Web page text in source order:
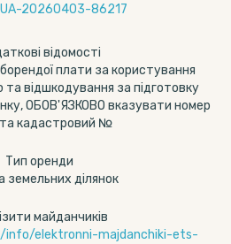
UA-20260403-86217
відомості
плати за користування
відшкодування за підготовку
ОБОВ'ЯЗКОВО вказувати номер
кадастровий №
Тип оренди
земельних ділянок
майданчиків
info/elektronni-majdanchiki-ets-